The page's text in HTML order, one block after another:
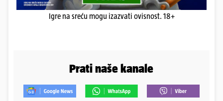
Igre na sreću mogu izazvati ovisnost. 18+
Prati naše kanale